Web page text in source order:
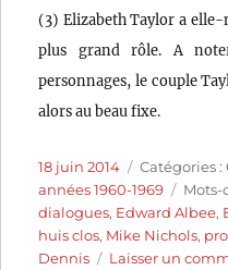
(3) Elizabeth Taylor a elle-
plus grand rôle. A
personnages, le couple
alors au beau fixe.
Publié
le
18 juin 2014 Catégories
Catégories :
années 1960-1969
Mots-
dialogues, Edward Albee,
huis clos, Mike Nichols,
Dennis
Laisser un